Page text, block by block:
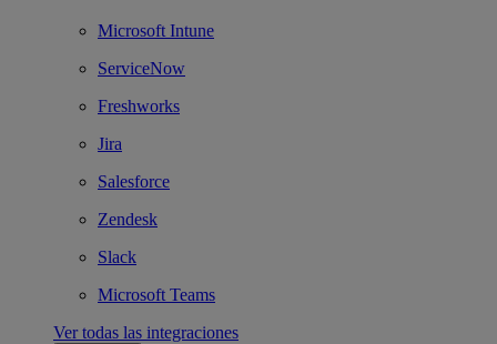
Microsoft Intune
ServiceNow
Freshworks
Jira
Salesforce
Zendesk
Slack
Microsoft Teams
Ver todas las integraciones